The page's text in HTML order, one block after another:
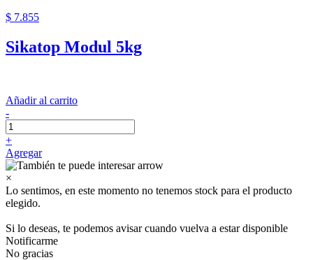
$ 7.855
Sikatop Modul 5kg
Añadir al carrito
-
+
Agregar
×
Lo sentimos, en este momento no tenemos stock para el producto
elegido.
Si lo deseas, te podemos avisar cuando vuelva a estar disponible
Notificarme
No gracias